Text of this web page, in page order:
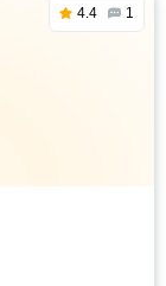
4.4 1